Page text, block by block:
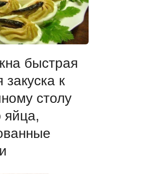
быстрая
закуска к
столу